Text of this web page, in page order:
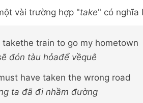
vài trường hợp "take" có nghĩa
takethe train to go my hometown
đón tàu hỏađể vềquê
have taken the wrong road
ta đã đi nhầm đường